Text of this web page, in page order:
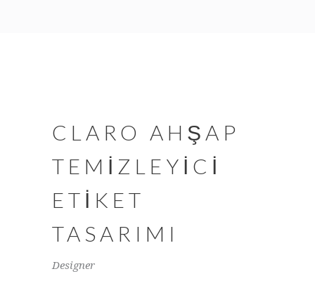
CLARO AHŞAP
TEMİZLEYİCİ
ETİKET
TASARIMI
Designer